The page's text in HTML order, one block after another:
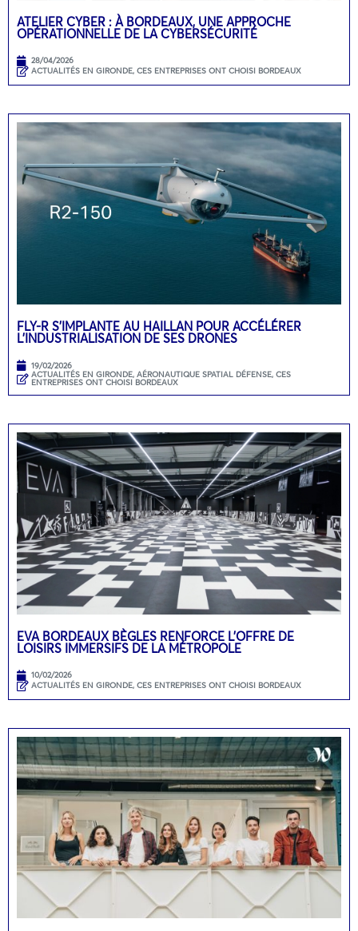
ATELIER CYBER : À BORDEAUX, UNE APPROCHE
OPÉRATIONNELLE DE LA CYBERSÉCURITÉ
28/04/2026
ACTUALITÉS EN GIRONDE, CES ENTREPRISES ONT CHOISI BORDEAUX
FLY-R S’IMPLANTE AU HAILLAN POUR ACCÉLÉRER
L’INDUSTRIALISATION DE SES DRONES
19/02/2026
ACTUALITÉS EN GIRONDE, AÉRONAUTIQUE SPATIAL DÉFENSE, CES
ENTREPRISES ONT CHOISI BORDEAUX
EVA BORDEAUX BÈGLES RENFORCE L’OFFRE DE
LOISIRS IMMERSIFS DE LA MÉTROPOLE
10/02/2026
ACTUALITÉS EN GIRONDE, CES ENTREPRISES ONT CHOISI BORDEAUX